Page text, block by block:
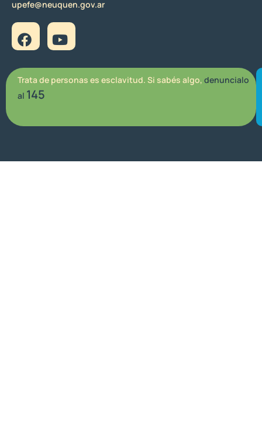
upefe@neuquen.gov.ar
Trata de personas es esclavitud. Si sabés algo, denuncialo
al 145